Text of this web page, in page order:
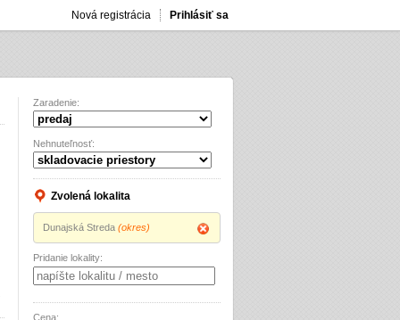
Prihlásiť sa
Nová registrácia
Zaradenie:
Nehnuteľnosť:
Zvolená lokalita
Dunajská Streda (okres)
Pridanie lokality:
Cena: